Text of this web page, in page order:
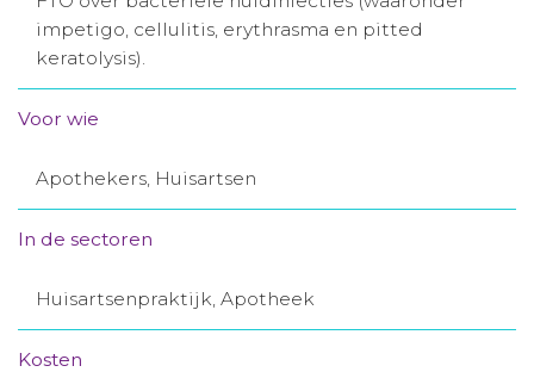
Winkelwagentje
Aanmelden nieuwsbrief
Toegang leeromgeving
impetigo, cellulitis, erythrasma en pitted
keratolysis).
Voor wie
Apothekers, Huisartsen
In de sectoren
Huisartsenpraktijk, Apotheek
Kosten